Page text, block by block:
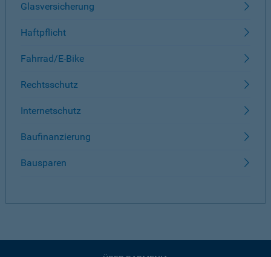
Glasversicherung
Haftpflicht
Fahrrad/E-Bike
Rechtsschutz
Internetschutz
Baufinanzierung
Bausparen